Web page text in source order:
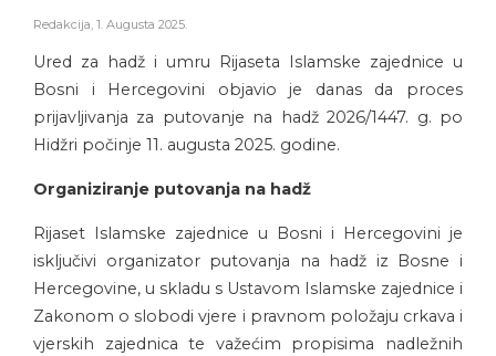
Redakcija, 1. Augusta 2025.
Ured za hadž i umru Rijaseta Islamske zajednice u
Bosni i Hercegovini objavio je danas da proces
prijavljivanja za putovanje na hadž 2026/1447. g. po
Hidžri počinje 11. augusta 2025. godine.
Organiziranje putovanja na hadž
Rijaset Islamske zajednice u Bosni i Hercegovini je
isključivi organizator putovanja na hadž iz Bosne i
Hercegovine, u skladu s Ustavom Islamske zajednice i
Zakonom o slobodi vjere i pravnom položaju crkava i
vjerskih zajednica te važećim propisima nadležnih